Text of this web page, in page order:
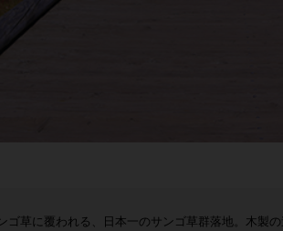
ゴ草に覆われる、日本一のサンゴ草群落地。木製